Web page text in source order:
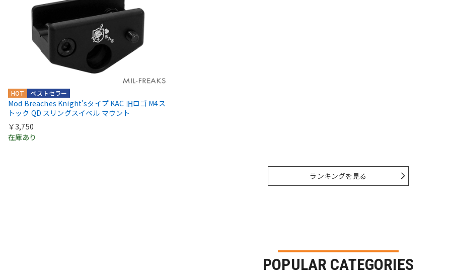
ベストセラー
HOT
Mod Breaches Knight'sタイプ KAC 旧ロゴ M4ス
トック QD スリングスイベル マウント
￥3,750
在庫あり
ランキングを見る
POPULAR CATEGORIES